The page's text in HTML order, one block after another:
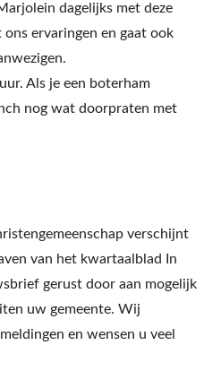
dagelijks met deze
ervaringen en gaat ook
Als je een boterham
nog wat doorpraten met
verschijnt
van het kwartaalblad In
gerust door aan mogelijk
uw gemeente. Wij
en wensen u veel